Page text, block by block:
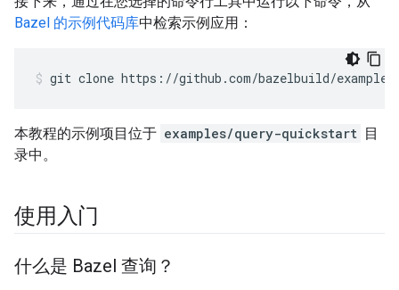
Bazel 的示例代码库中检索示例应用：
git clone https://github.com/bazelbuild/
本教程的示例项目位于 examples/query-quickstart 目
录中。
使用入门
什么是 Bazel 查询？